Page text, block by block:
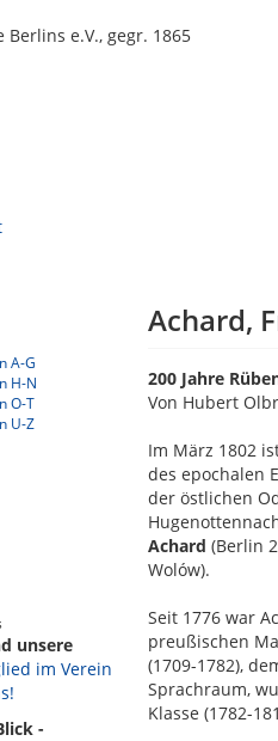
e.V., gegr. 1865
A-G
H-N
O-T
U-Z
unsere
im Verein
-
Achard,
200 Jahre
Von Hubert
Im März 1802
des epochalen
der östlichen
Achard (Berlin
Wolów).
Seit 1776 war
preußischen
(1709-1782),
Sprachraum,
Klasse (1782-